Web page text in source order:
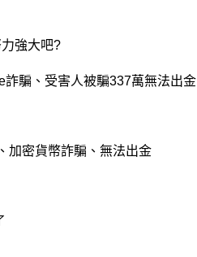
強大吧?
騙、受害人被騙337萬無法出金
加密貨幣詐騙、無法出金